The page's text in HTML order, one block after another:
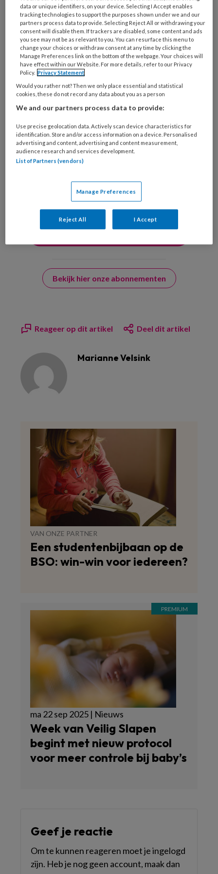
organisatie
werk
je?
Untitled
Ontvang 2x per week de
KinderopvangTotaal nieuwsbrief
Ontvang iedere zondag het
Management Kinderopvang
Weekoverzicht
van KinderopvangTotaal en
Springer Media B.V.
?
uw profiel in overeenstemming met onsprivacy statement
Bekijk hier onze abonnementen
Reageer op dit artikel Deel dit artikel
Marianne Velsink
VAN ONZE PARTNER
Een studentenbijbaan op de
BSO: win-win voor iedereen?
ma 22 sep 2025 | Nieuws
Week van Veilig Slapen
begint met nieuw protocol
voor meer controle bij baby’s
Geef je reactie
Om te kunnen reageren moet je ingelogd
zijn. Heb je nog geen account, maak dan
data or unique identifiers, on your device. Selecting I Accept enables
tracking technologies to support the purposes shown under we and our
partners process data to provide. Selecting Reject All or withdrawing your
consent will disable them. If trackers are disabled, some content and ads
you see may not be as relevant to you. You can resurface this menu to
change your choices or withdraw consent at any time by clicking the
Manage Preferences link on the bottom of the webpage. Your choices will
have effect within our Website. For more details, refer to our Privacy
Policy. Privacy Statement
Would you rather not? Then we only place essential and statistical
cookies, these do not record any data about you as a person
We and our partners process data to provide:
Use precise geolocation data. Actively scan device characteristics for
identification. Store and/or access information on a device. Personalised
advertising and content, advertising and content measurement,
audience research and services development.
List of Partners (vendors)
Manage Preferences
Reject All I Accept